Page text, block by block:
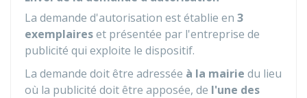
La demande d'autorisation est établie en 3
exemplaireset présentée par l'entreprise de
publicité qui exploite le dispositif.
La demande doit être adressée à la mairie du lieu
où la publicité doit être apposée, de l'une des